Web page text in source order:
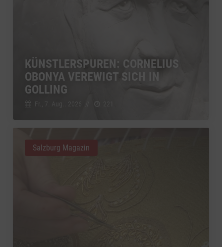
KÜNSTLERSPUREN: CORNELIUS
OBONYA VEREWIGT SICH IN
GOLLING
Salzburg Magazin